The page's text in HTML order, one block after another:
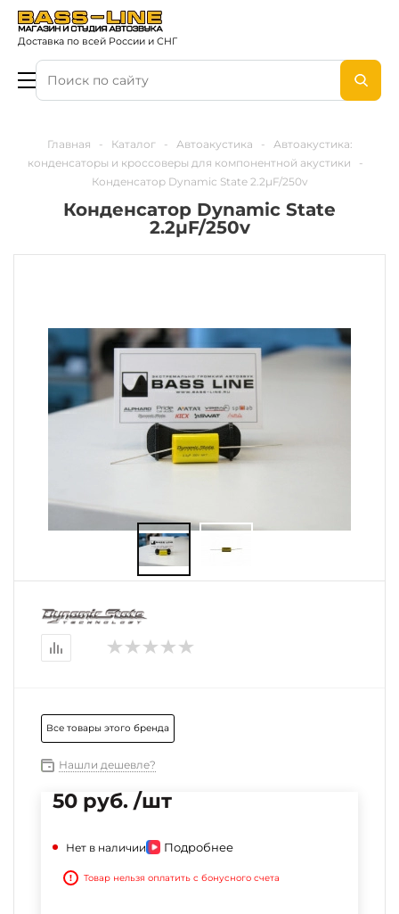
Доставка по всей России и СНГ
Главная - Каталог - Автоакустика -
Автоакустика:
конденсаторы и кроссоверы для компонентной акустики
-
Конденсатор Dynamic State 2.2µF/250v
Конденсатор Dynamic State
2.2µF/250v
Все товары этого бренда
Нашли дешевле?
50 руб. /шт
Нет в наличии Подробнее
! Товар нельзя оплатить с бонусного счета